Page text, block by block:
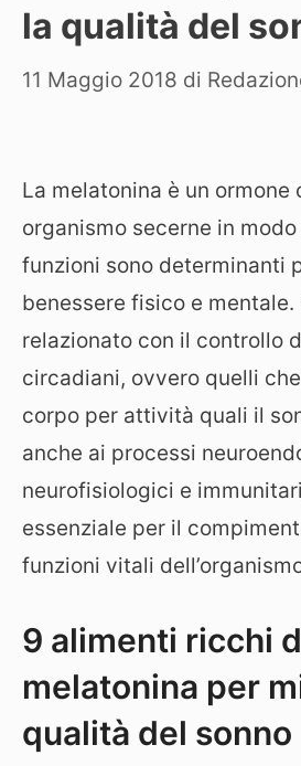
la qualità del
11 Maggio 2018 di
La melatonina è un ormone
organismo secerne in
funzioni sono determinanti
benessere fisico e mentale.
relazionato con il controllo
circadiani, ovvero quelli
corpo per attività quali il
anche ai processi
neurofisiologici e
essenziale per il
funzioni vitali
9 alimenti ricchi
melatonina per
qualità del sonno